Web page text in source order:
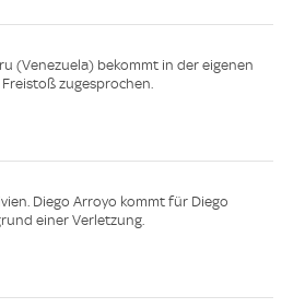
(Venezuela) bekommt in der eigenen
zugesprochen.
Diego Arroyo kommt für Diego
einer Verletzung.